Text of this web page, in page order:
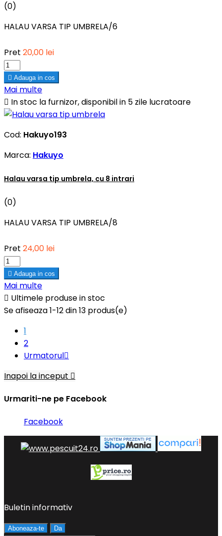
(0)
HALAU VARSA TIP UMBRELA/6
Pret 20,00 lei
 Adauga in cos
Mai multe
 In stoc la furnizor, disponibil in 5 zile lucratoare
Cod: Hakuyo193
Marca: Hakuyo
Halau varsa tip umbrela, cu 8 intrari
(0)
HALAU VARSA TIP UMBRELA/8
Pret 24,00 lei
 Adauga in cos
Mai multe
 Ultimele produse in stoc
Se afiseaza 1-12 din 13 produs(e)
1
2
Urmatorul
Inapoi la inceput 
Urmariti-ne pe Facebook
Facebook
Buletin informativ